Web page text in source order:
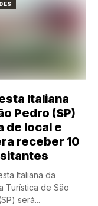
Italiana
Pedro (SP)
de local e
receber 10
Italiana da
Turística de São
será...